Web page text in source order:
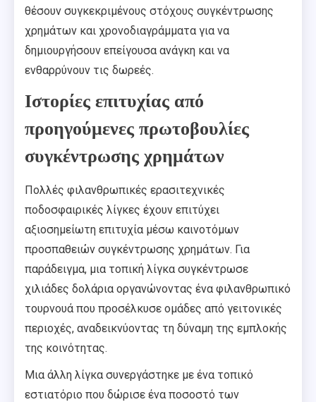
θέσουν συγκεκριμένους στόχους συγκέντρωσης
χρημάτων και χρονοδιαγράμματα για να
δημιουργήσουν επείγουσα ανάγκη και να
ενθαρρύνουν τις δωρεές.
Ιστορίες επιτυχίας από
προηγούμενες πρωτοβουλίες
συγκέντρωσης χρημάτων
Πολλές φιλανθρωπικές ερασιτεχνικές
ποδοσφαιρικές λίγκες έχουν επιτύχει
αξιοσημείωτη επιτυχία μέσω καινοτόμων
προσπαθειών συγκέντρωσης χρημάτων. Για
παράδειγμα, μια τοπική λίγκα συγκέντρωσε
χιλιάδες δολάρια οργανώνοντας ένα φιλανθρωπικό
τουρνουά που προσέλκυσε ομάδες από γειτονικές
περιοχές, αναδεικνύοντας τη δύναμη της εμπλοκής
της κοινότητας.
Μια άλλη λίγκα συνεργάστηκε με ένα τοπικό
εστιατόριο που δώρισε ένα ποσοστό των